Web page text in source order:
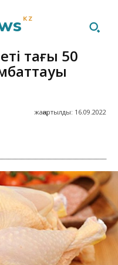
KZ
тағы 50
жаңартылды: 16.09.2022